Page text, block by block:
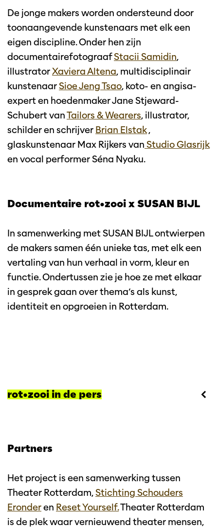
De jonge makers worden ondersteund door
toonaangevende kunstenaars met elk een
eigen discipline. Onder hen zijn
documentairefotograafStacii Samidin,
illustratorXaviera Altena, multidisciplinair
kunstenaarSioe Jeng Tsao, koto- en angisa-
expert en hoedenmaker Jane Stjeward-
Schubert vanTailors & Wearers, illustrator,
schilder en schrijver Brian Elstak,
glaskunstenaar Max Rijkers van Studio Glasrijk
en vocal performer Séna Nyaku.
Documentaire rot•zooi x SUSAN BIJL
In samenwerking met SUSAN BIJL ontwierpen
de makers samen één unieke tas, met elk een
vertaling van hun verhaal in vorm, kleur en
functie. Ondertussen zie je hoe ze met elkaar
in gesprek gaan over thema’s als kunst,
identiteit en opgroeien in Rotterdam.
rot•zooi in de pers
Partners
Het project is een samenwerking tussen
Theater Rotterdam,Stichting Schouders
Eronderen Reset Yourself.Theater Rotterdam
is de plek waar vernieuwend theater mensen,